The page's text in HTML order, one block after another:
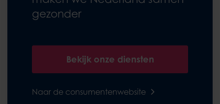
gezonder
Bekijk onze diensten
Naar de consumentenwebsite